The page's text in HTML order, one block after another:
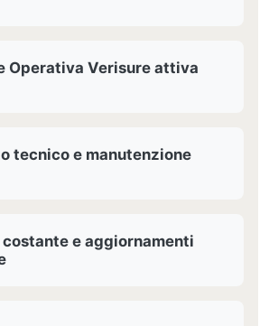
Operativa Verisure attiva
tecnico e manutenzione
e aggiornamenti